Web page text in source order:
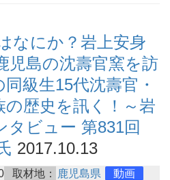
なにか？岩上安身
児島の沈壽官窯を訪
級生15代沈壽官・
の歴史を訊く！～岩
タビュー 第831回
2017.10.13
取材地： 鹿児島県
動画